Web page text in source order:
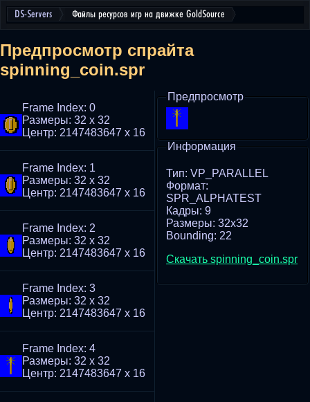
DS-Servers Файлы ресурсов игр на движке GoldSource
Предпросмотр спрайта
spinning_coin.spr
Предпросмотр
Информация
Тип: VP_PARALLEL
Формат:
SPR_ALPHATEST
Кадры: 9
Размеры: 32x32
Bounding: 22
Скачать spinning_coin.spr
Frame Index: 0
Размеры: 32 x 32
Центр: 2147483647 x 16
Frame Index: 1
Размеры: 32 x 32
Центр: 2147483647 x 16
Frame Index: 2
Размеры: 32 x 32
Центр: 2147483647 x 16
Frame Index: 3
Размеры: 32 x 32
Центр: 2147483647 x 16
Frame Index: 4
Размеры: 32 x 32
Центр: 2147483647 x 16